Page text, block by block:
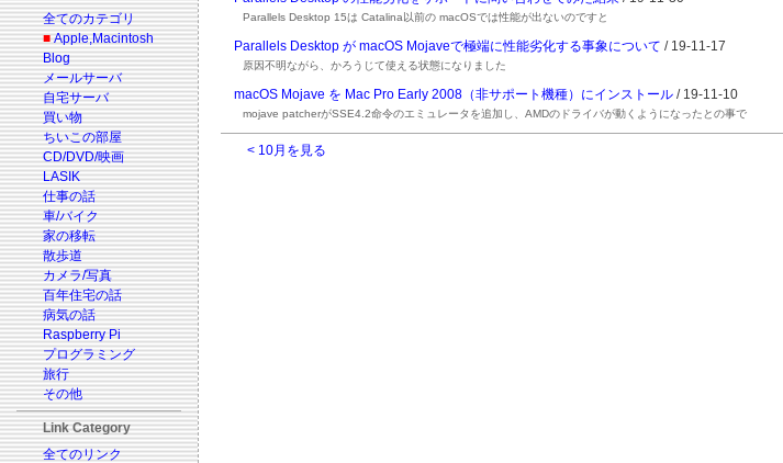
全てのカテゴリ
■ Apple,Macintosh
Blog
メールサーバ
自宅サーバ
買い物
ちいこの部屋
CD/DVD/映画
LASIK
仕事の話
車/バイク
家の移転
散歩道
カメラ/写真
百年住宅の話
病気の話
Raspberry Pi
プログラミング
旅行
その他
Link Category
全てのリンク
Parallels Desktop 15は Catalina以前の macOSでは性能が出ないのですと
Parallels Desktop が macOS Mojaveで極端に性能劣化する事象について / 19-11-17
原因不明ながら、かろうじて使える状態になりました
macOS Mojave を Mac Pro Early 2008（非サポート機種）にインストール / 19-11-10
mojave patcherがSSE4.2命令のエミュレータを追加し、AMDのドライバが動くようになったとの事で
< 10月を見る